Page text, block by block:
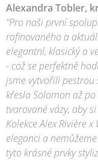
Alexandra Tobler,
"Pro naši první
rafinovaného a
elegantní, klasický a
- což se perfektně
jsme vytvořili pestrou
křesla Solomon až
tvarované vázy, aby
Kolekce Alex Rivière
eleganci a
tyto krásné prvky